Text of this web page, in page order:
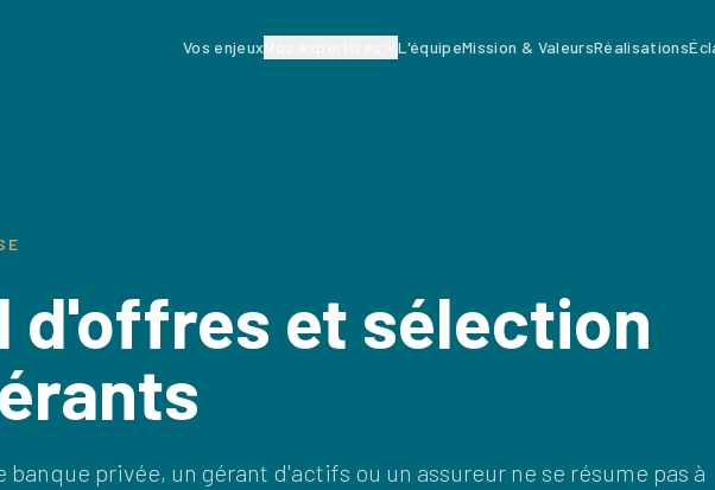
Vos enjeux L'équipeMission & ValeursRéalisations
d'offres et sélection
privée, un gérant d'actifs ou un assureur ne se résume pas à